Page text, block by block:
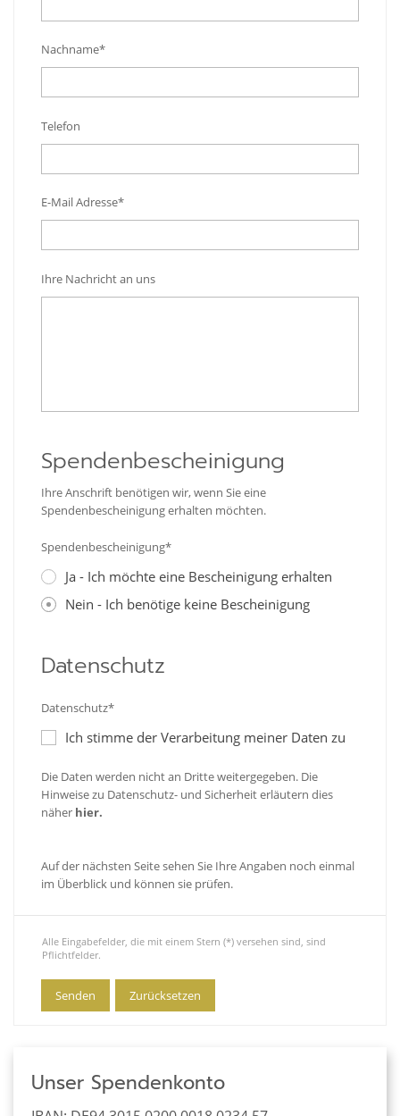
Nachname*
Telefon
E-Mail Adresse*
Ihre Nachricht an uns
Spendenbescheinigung
Ihre Anschrift benötigen wir, wenn Sie eine
Spendenbescheinigung erhalten möchten.
Spendenbescheinigung*
Ja - Ich möchte eine Bescheinigung erhalten
Nein - Ich benötige keine Bescheinigung
Datenschutz
Datenschutz*
Ich stimme der Verarbeitung meiner Daten zu
Die Daten werden nicht an Dritte weitergegeben. Die
Hinweise zu Datenschutz- und Sicherheit erläutern dies
näher hier.
Auf der nächsten Seite sehen Sie Ihre Angaben noch einmal
im Überblick und können sie prüfen.
Alle Eingabefelder, die mit einem Stern (*) versehen sind, sind
Pflichtfelder.
Unser Spendenkonto